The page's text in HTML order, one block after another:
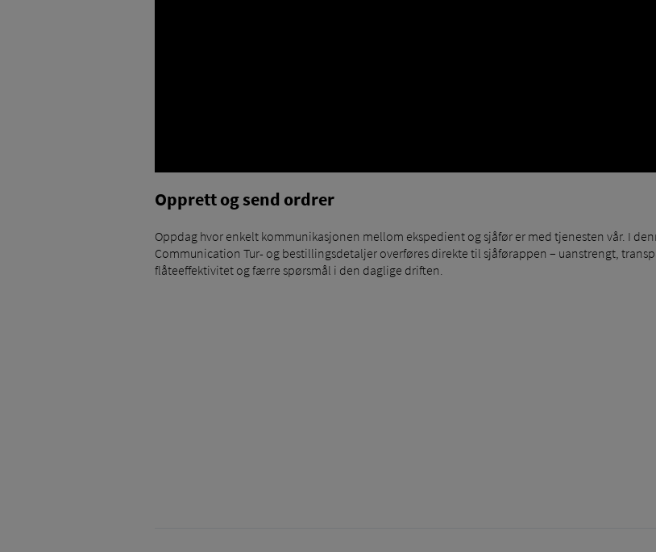
Opprett og send ordrer
Oppdag hvor enkelt kommunikasjonen mellom ekspedient og sjåfør er med tjenesten vår. I
Communication Tur- og bestillingsdetaljer overføres direkte til sjåførappen – uanstrengt,
flåteeffektivitet og færre spørsmål i den daglige driften.